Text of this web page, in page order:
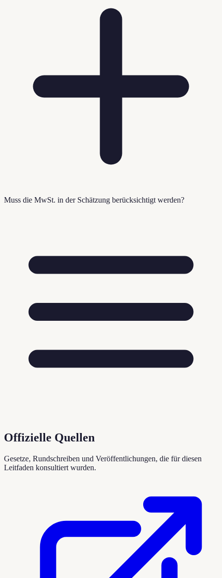
Muss die MwSt. in der Schätzung berücksichtigt werden?
Offizielle Quellen
Gesetze, Rundschreiben und Veröffentlichungen, die für diesen
Leitfaden konsultiert wurden.